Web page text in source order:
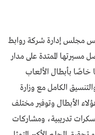
مجلس إدارة شركة روابط
مسيرتها الممتدة على مدار
خاصًا بأبطال الألعاب
الكامل مع وزارة
الأبطال وتوفير مختلف
تدريبية، ومشاركات